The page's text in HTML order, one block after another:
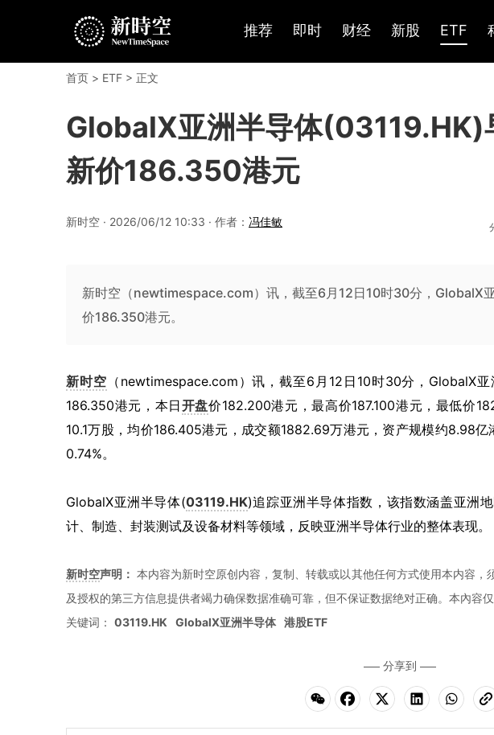
推荐 即时 财经 新股 ETF
首页 > ETF > 正文
GlobalX亚洲半导体(03119.HK)
新价186.350港元
新时空 · 2026/06/12 10:33 · 作者： 冯佳敏
新时空（newtimespace.com）讯，截至6月12日10时30分，GlobalX
价186.350港元。
新时空 （newtimespace.com）讯，截至6月12日10时30分，GlobalX
186.350港元，本日开盘价182.200港元，最高价187.100港元，最低价
10.1万股，均价186.405港元，成交额1882.69万港元，资产规模约8.98
0.74%。
GlobalX亚洲半导体(03119.HK)追踪亚洲半导体指数，该指数涵盖亚洲
计、制造、封装测试及设备材料等领域，反映亚洲半导体行业的整体表现。
新时空声明： 本内容为新时空原创内容，复制、转载或以其他任何方式使用本内容，
及授权的第三方信息提供者竭力确保数据准确可靠，但不保证数据绝对正确。本內容
关键词： 03119.HK GlobalX亚洲半导体 港股ETF
分享到